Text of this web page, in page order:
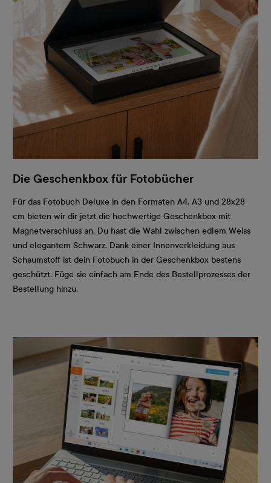
Die Geschenkbox für Fotobücher
Für das Fotobuch Deluxe in den Formaten A4, A3 und 28x28
cm bieten wir dir jetzt die hochwertige Geschenkbox mit
Magnetverschluss an. Du hast die Wahl zwischen edlem Weiss
und elegantem Schwarz. Dank einer Innenverkleidung aus
Schaumstoff ist dein Fotobuch in der Geschenkbox bestens
geschützt. Füge sie einfach am Ende des Bestellprozesses der
Bestellung hinzu.